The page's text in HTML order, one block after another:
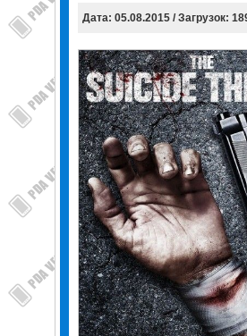
Дата: 05.08.2015 / Загрузок: